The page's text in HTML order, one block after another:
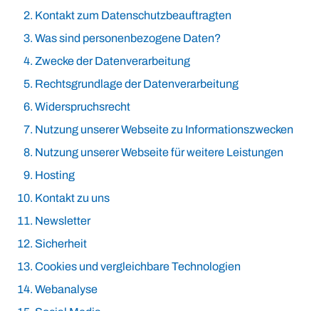
Kontakt zum Datenschutzbeauftragten
Was sind personenbezogene Daten?
Zwecke der Datenverarbeitung
Rechtsgrundlage der Datenverarbeitung
Widerspruchsrecht
Nutzung unserer Webseite zu Informationszwecken
Nutzung unserer Webseite für weitere Leistungen
Hosting
Kontakt zu uns
Newsletter
Sicherheit
Cookies und vergleichbare Technologien
Webanalyse